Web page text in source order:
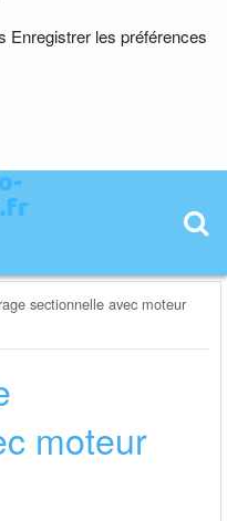
Enregistrer les préférences
sectionnelle avec moteur
moteur